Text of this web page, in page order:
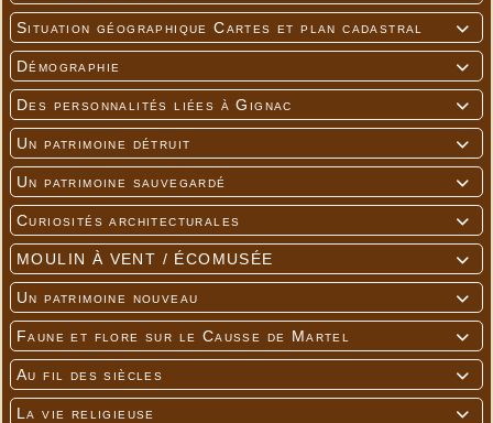

Situation géographique Cartes et plan cadastral

Démographie

Des personnalités liées à Gignac

Un patrimoine détruit

Un patrimoine sauvegardé

Curiosités architecturales

MOULIN À VENT / ÉCOMUSÉE

Un patrimoine nouveau

Faune et flore sur le Causse de Martel

Au fil des siècles

La vie religieuse